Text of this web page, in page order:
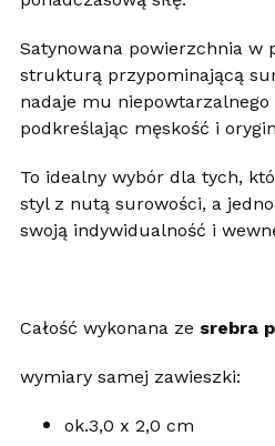
Satynowana powierzchnia w
strukturą przypominającą
nadaje mu
podkreślając męskość i
To idealny wybór dla tych,
styl z nutą surowości, a
swoją indywidualność i
Całość wykonana ze srebra
wymiary samej zawieszki:
ok.3,0 x 2,0 cm